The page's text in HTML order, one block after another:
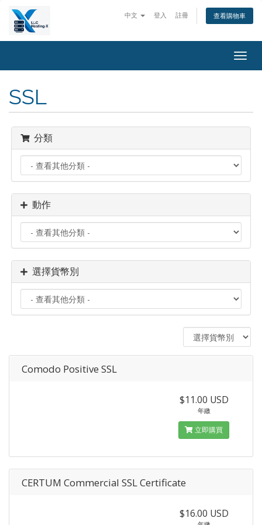
中文 登入 註冊 查看購物車
SSL
分類
動作
選擇貨幣別
Comodo Positive SSL
$11.00 USD
年繳
立即購買
CERTUM Commercial SSL Certificate
$16.00 USD